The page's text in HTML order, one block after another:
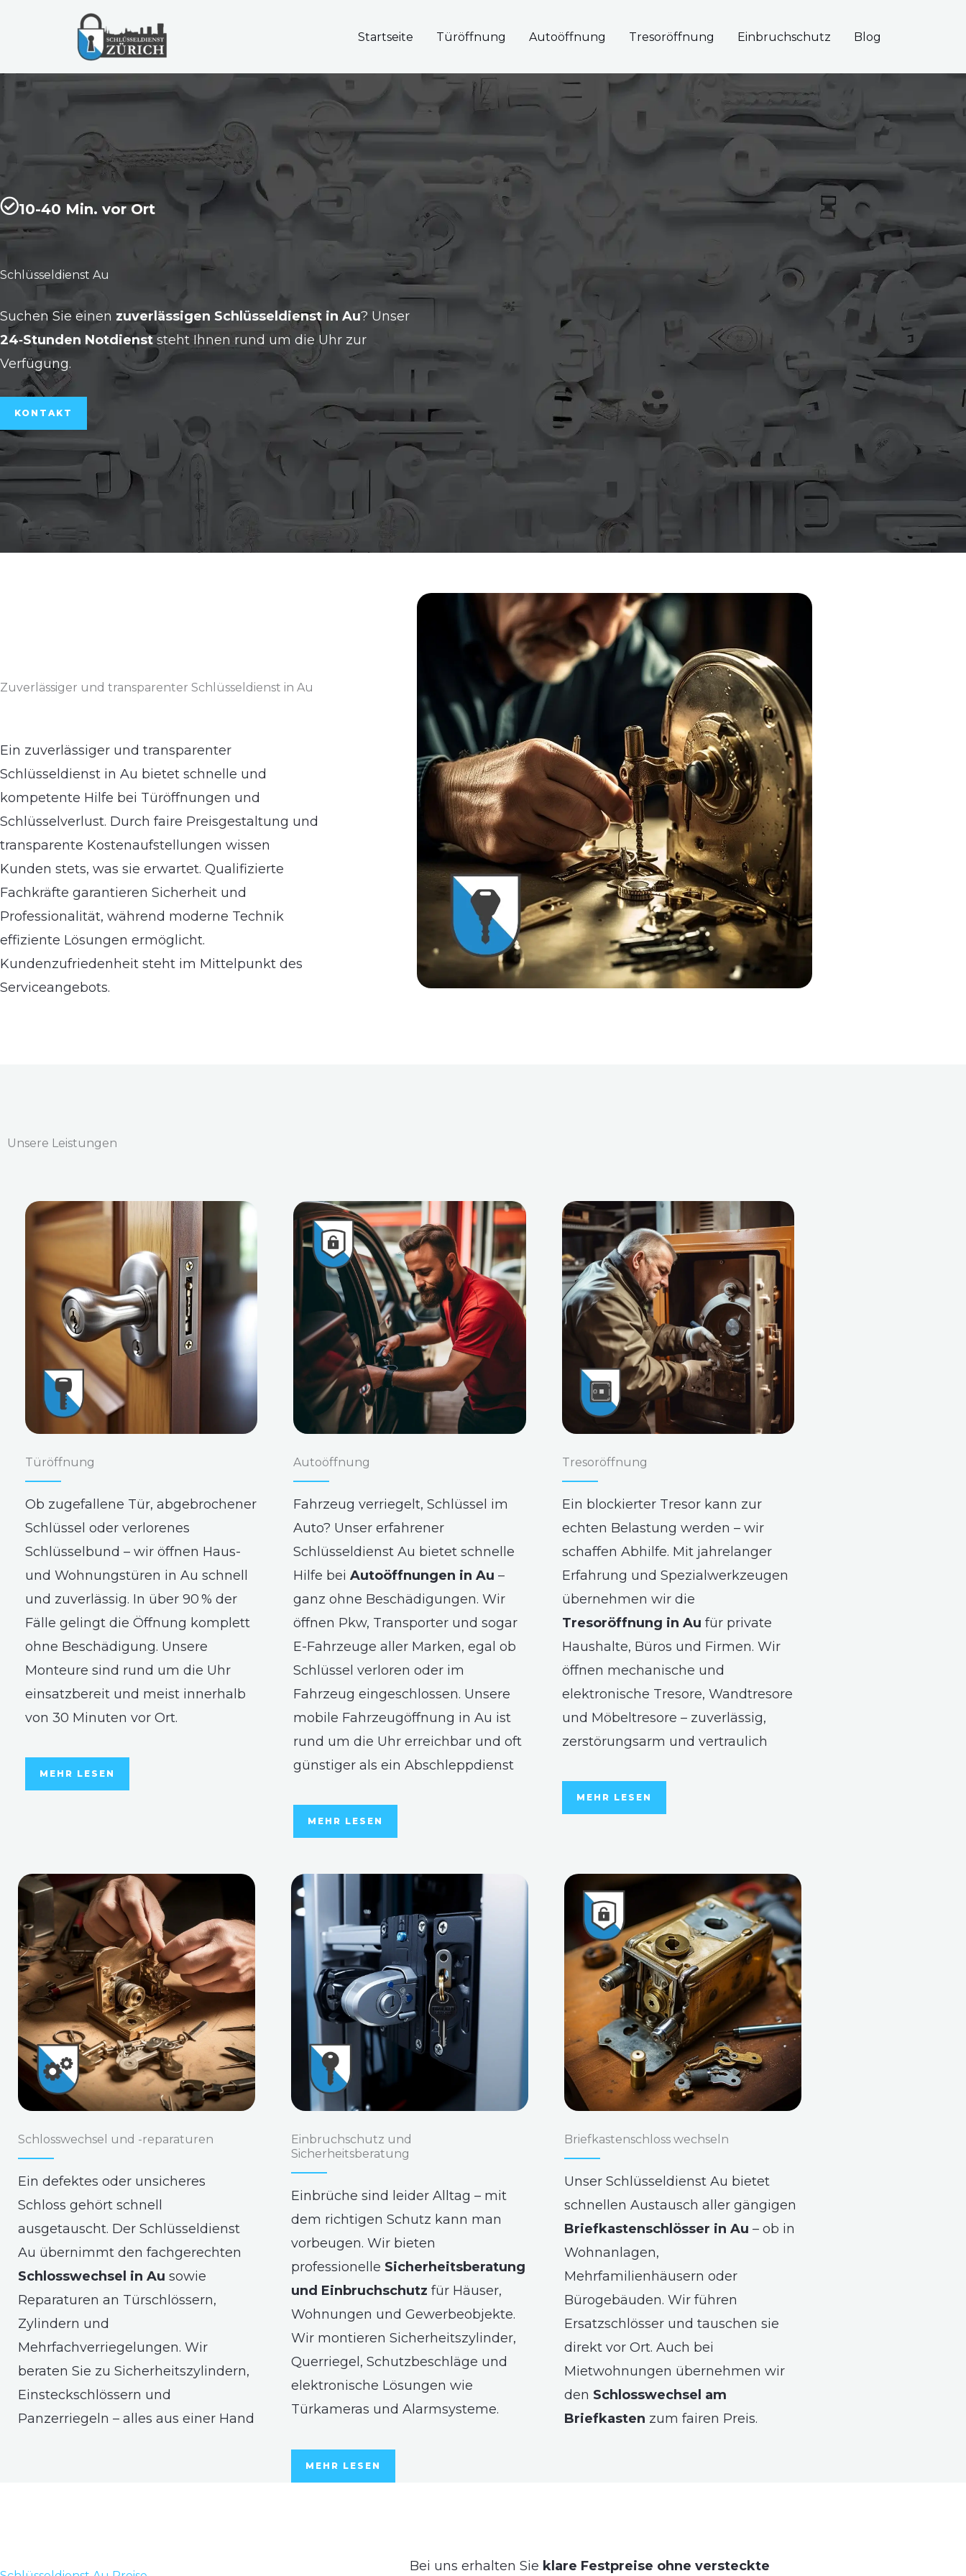
Startseite Türöffnung Autoöffnung Tresoröffnung Einbruchschutz Blog
10-40 Min. vor Ort
Schlüsseldienst Au
Suchen Sie einen zuverlässigen Schlüsseldienst in Au? Unser
24‑Stunden Notdienststeht Ihnen rund um die Uhr zur
Verfügung.
KONTAKT
Zuverlässiger und transparenter Schlüsseldienst in Au
Ein zuverlässiger und transparenter
Schlüsseldienst in Au bietet schnelle und
kompetente Hilfe bei Türöffnungen und
Schlüsselverlust. Durch faire Preisgestaltung und
transparente Kostenaufstellungen wissen
Kunden stets, was sie erwartet. Qualifizierte
Fachkräfte garantieren Sicherheit und
Professionalität, während moderne Technik
effiziente Lösungen ermöglicht.
Kundenzufriedenheit steht im Mittelpunkt des
Serviceangebots.
Unsere Leistungen
Türöffnung
Ob zugefallene Tür, abgebrochener
Schlüssel oder verlorenes
Schlüsselbund – wir öffnen Haus-
und Wohnungstüren in Au schnell
und zuverlässig. In über 90 % der
Fälle gelingt die Öffnung komplett
ohne Beschädigung. Unsere
Monteure sind rund um die Uhr
einsatzbereit und meist innerhalb
von 30 Minuten vor Ort.
MEHR LESEN
Autoöffnung
Fahrzeug verriegelt, Schlüssel im
Auto? Unser erfahrener
Schlüsseldienst Au bietet schnelle
Hilfe beiAutoöffnungen in Au –
ganz ohne Beschädigungen. Wir
öffnen Pkw, Transporter und sogar
E-Fahrzeuge aller Marken, egal ob
Schlüssel verloren oder im
Fahrzeug eingeschlossen. Unsere
mobile Fahrzeugöffnung in Au ist
rund um die Uhr erreichbar und oft
günstiger als ein Abschleppdienst
MEHR LESEN
Tresoröffnung
Ein blockierter Tresor kann zur
echten Belastung werden – wir
schaffen Abhilfe. Mit jahrelanger
Erfahrung und Spezialwerkzeugen
übernehmen wir die
Tresoröffnung in Au für private
Haushalte, Büros und Firmen. Wir
öffnen mechanische und
elektronische Tresore, Wandtresore
und Möbeltresore – zuverlässig,
zerstörungsarm und vertraulich
MEHR LESEN
Schlosswechsel und -reparaturen
Ein defektes oder unsicheres
Schloss gehört schnell
ausgetauscht. Der Schlüsseldienst
Au übernimmt den fachgerechten
Schlosswechsel in Au sowie
Reparaturen an Türschlössern,
Zylindern und
Mehrfachverriegelungen. Wir
beraten Sie zu Sicherheitszylindern,
Einsteckschlössern und
Panzerriegeln – alles aus einer Hand
Einbruchschutz und
Sicherheitsberatung
Einbrüche sind leider Alltag – mit
dem richtigen Schutz kann man
vorbeugen. Wir bieten
professionelle Sicherheitsberatung
und Einbruchschutz für Häuser,
Wohnungen und Gewerbeobjekte.
Wir montieren Sicherheitszylinder,
Querriegel, Schutzbeschläge und
elektronische Lösungen wie
Türkameras und Alarmsysteme.
MEHR LESEN
Briefkastenschloss wechseln
Unser Schlüsseldienst Au bietet
schnellen Austausch aller gängigen
Briefkastenschlösser in Au – ob in
Wohnanlagen,
Mehrfamilienhäusern oder
Bürogebäuden. Wir führen
Ersatzschlösser und tauschen sie
direkt vor Ort. Auch bei
Mietwohnungen übernehmen wir
den Schlosswechsel am
Briefkasten zum fairen Preis.
Bei uns erhalten Sie klare Festpreise ohne versteckte